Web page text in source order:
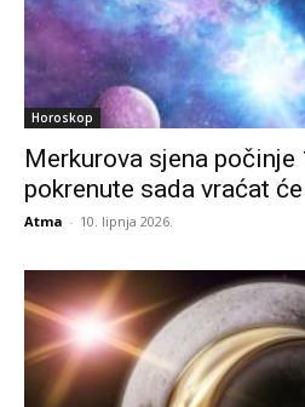
Horoskop
Merkurova sjena počinje
pokrenute sada vraćat
Atma - 10. lipnja 2026.